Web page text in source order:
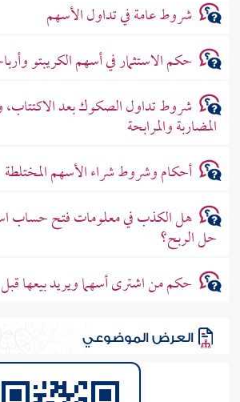
شروط عامة في تداول الأسهم
حكم الاستثمار في أسهم الكريبتو
شروط تداول الصكوك بعد
المضاربة والمرابحة
أحكام وشروط شراء الأسهم المختلطة
هل الكذب في معلومات فتح حساب
حل الربح؟
حكم من اشترى أسهما ويريد بيعها
العرض الموضوعي